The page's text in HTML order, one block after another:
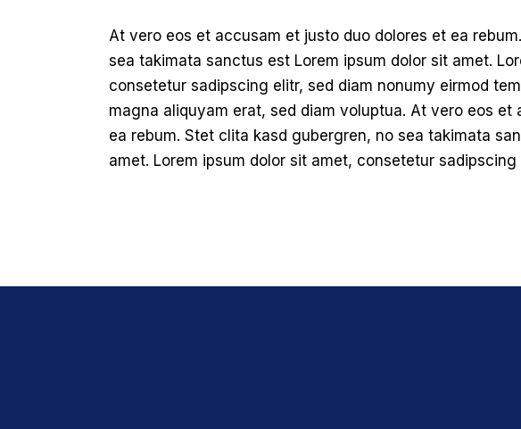
At vero eos et accusam et justo duo dolores et ea
sea takimata sanctus est Lorem ipsum dolor sit amet.
consetetur sadipscing elitr, sed diam nonumy eirmod
magna aliquyam erat, sed diam voluptua. At vero eos
ea rebum. Stet clita kasd gubergren, no sea takimata
amet. Lorem ipsum dolor sit amet, consetetur sadipscing